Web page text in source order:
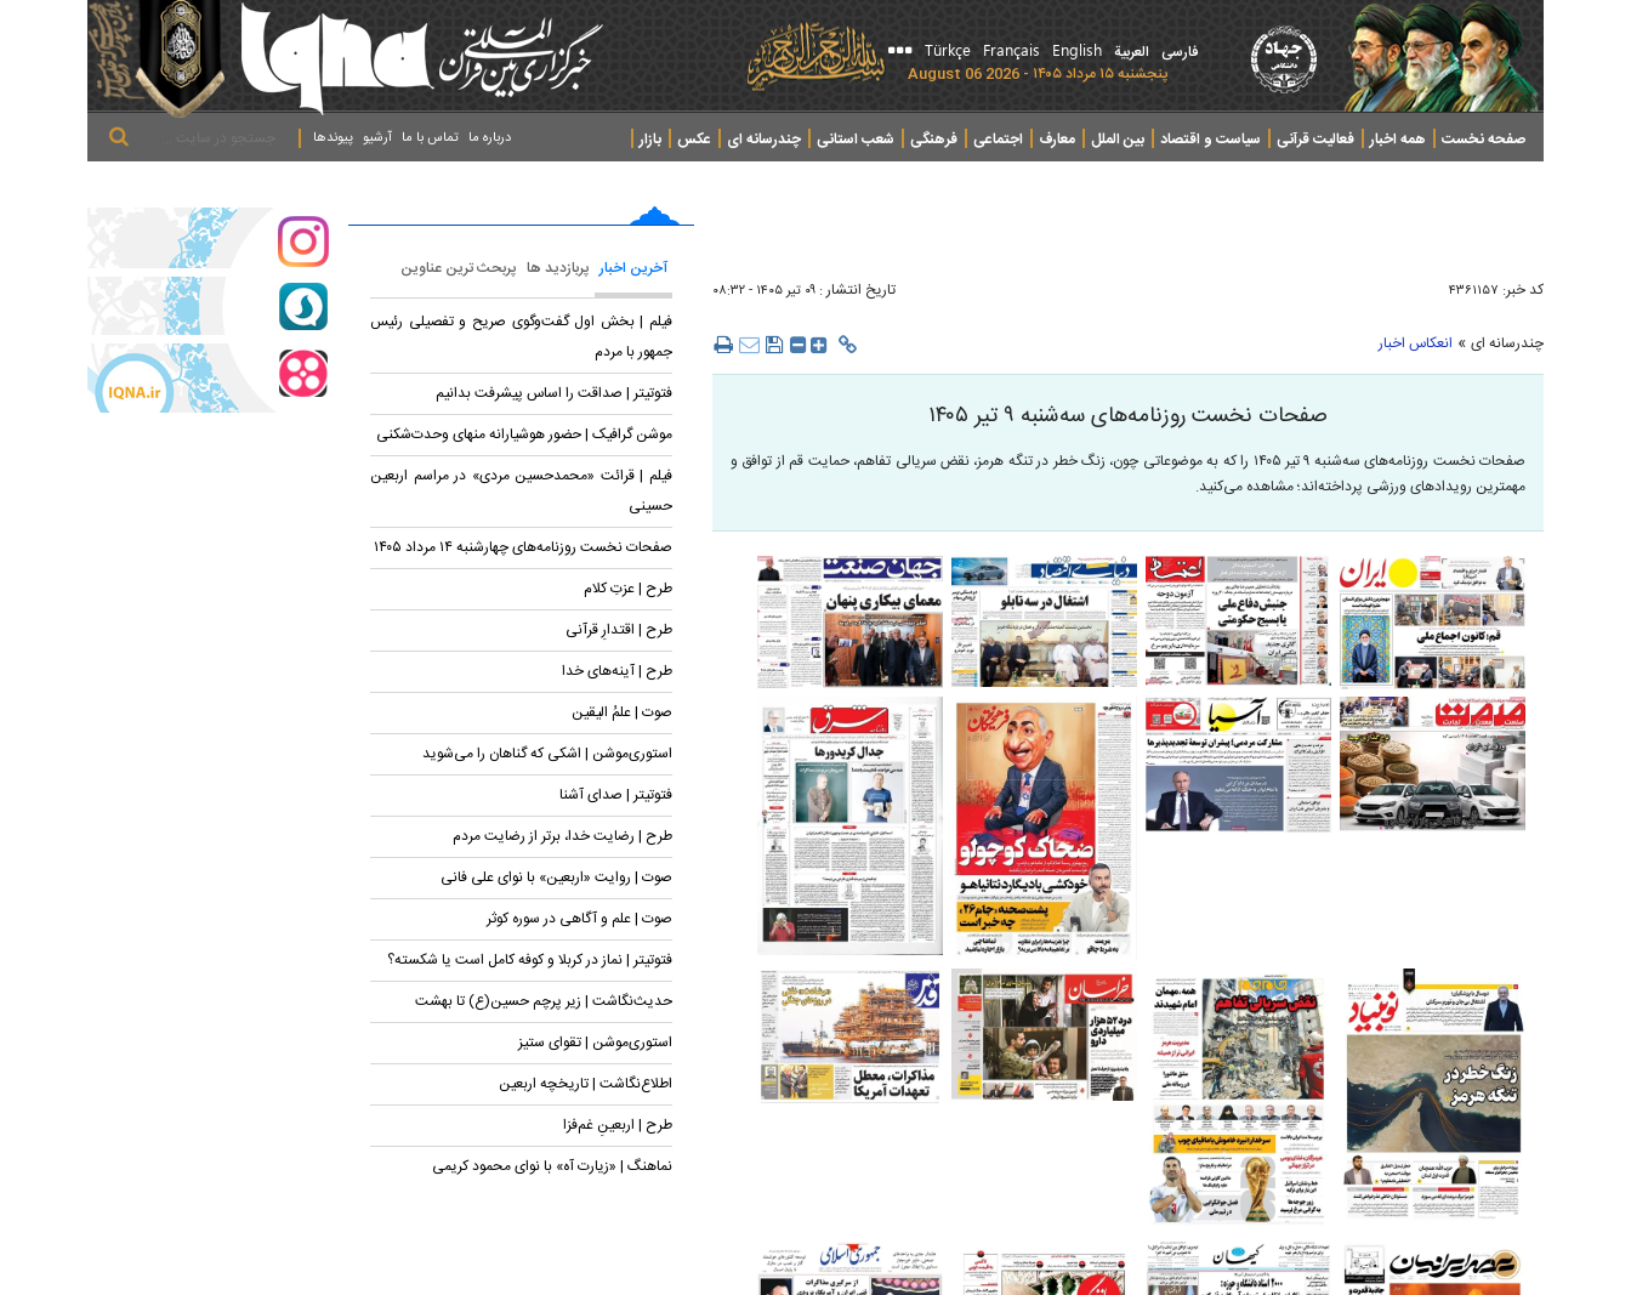
فارسی العربیة English
Français
Türkçe
پنجشنبه ۱۵ مرداد ۱۴۰۵ - 2026 August 06
صفحه نخست همه اخبار فعالیت قرآنی سیاست و اقتصاد بین الملل معارف اجتماعی فرهنگی شعب استانی چندرسانه ای عکس
بازار
پیوندها آرشیو تماس با ما درباره ما
کد خبر: ۴۳۶۱۱۵۷ تاریخ انتشار : ۰۹ تير ۱۴۰۵ - ۰۸:۳۲
چندرسانه ای » انعکاس اخبار
صفحات نخست روزنامه‌های سه‌شنبه ۹ تیر ۱۴۰۵
صفحات نخست روزنامه‌های سه‌شنبه ۹ تیر ۱۴۰۵ را که به موضوعاتی چون، زنگ خطر در تنگه هرمز، نقض سریالی تفاهم، حمایت قم از توافق و
مهمترین رویداد‌های ورزشی پرداخته‌اند؛ مشاهده می‌کنید.
آخرین اخبار پربازدید ها پربحث ترین عناوین
فیلم | بخش اول گفت‌وگوی صریح و تفصیلی رئیس
جمهور با مردم
فتوتیتر | صداقت را اساس پیشرفت بدانیم
موشن گرافیک | حضور هوشیارانه منهای وحدت‌شکنی
فیلم | قرائت «محمدحسین مردی» در مراسم اربعین
حسینی
صفحات نخست روزنامه‌های چهارشنبه ۱۴ مرداد ۱۴۰۵
طرح | عزتِ کلام
طرح | اقتدارِ قرآنی
طرح | آینه‌های خدا
صوت | علمُ الیقین
استوری‌موشن | اشکی که گناهان را می‌شوید
فتوتیتر | صدای آشنا
طرح | رضایت خدا، برتر از رضایت مردم
صوت | روایت «اربعین» با نوای علی فانی
صوت | علم و آگاهی در سوره کوثر
فتوتیتر | نماز در کربلا و کوفه کامل است یا شکسته؟
حدیث‌نگاشت | زیر پرچم حسین(ع) تا بهشت
استوری‌موشن | تقوای ستیز
اطلاع‌نگاشت | تاریخچه اربعین
طرح | اربعینِ غم‌فزا
نماهنگ | «زیارت آه» با نوای محمود کریمی